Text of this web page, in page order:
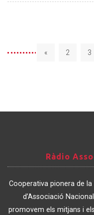
« 2 3
Associació
de
Catalunya
Ràdio
Cooperativa pionera de
d’Associació
promovem els mitjans i